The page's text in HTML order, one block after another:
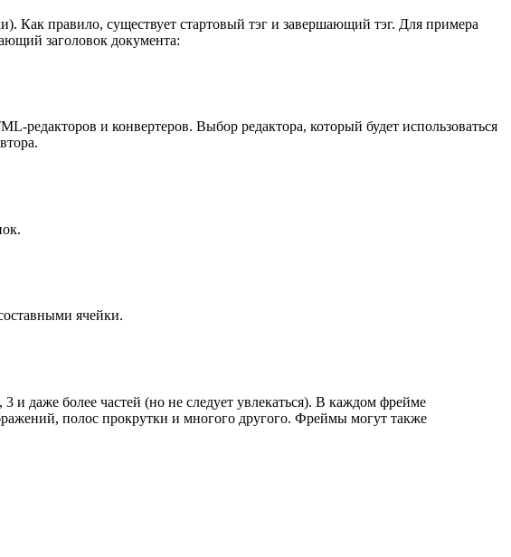
Как правило, существует стартовый тэг и завершающий тэг. Для примера
заголовок документа:
и конвертеров. Выбор редактора, который будет использоваться
ячейки.
даже более частей (но не следует увлекаться). В каждом фрейме
полос прокрутки и многого другого. Фреймы могут также